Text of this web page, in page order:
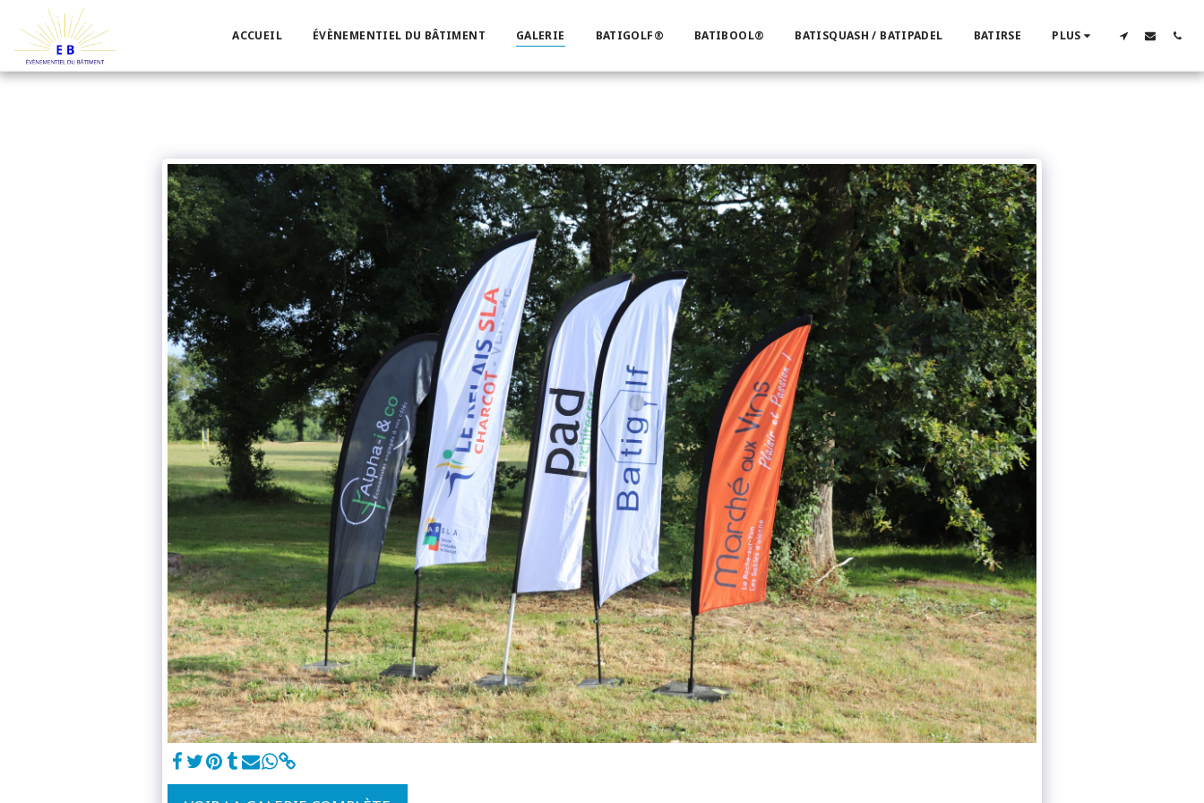
ACCUEIL ÉVÈNEMENTIEL DU BÂTIMENT GALERIE BATIGOLF® BATIBOOL® BATISQUASH / BATIPADEL BATIRSE PLUS